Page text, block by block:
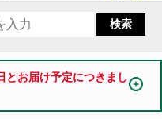
とお届け予定につきまし